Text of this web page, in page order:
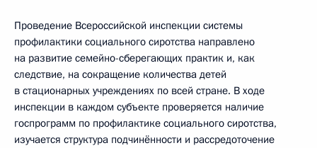
Проведение Всероссийской инспекции системы
профилактики социального сиротства направлено
на развитие семейно-сберегающих практик и, как
следствие, на сокращение количества детей
в стационарных учреждениях по всей стране. В ходе
инспекции в каждом субъекте проверяется наличие
госпрограмм по профилактике социального сиротства,
изучается структура подчинённости и рассредоточение